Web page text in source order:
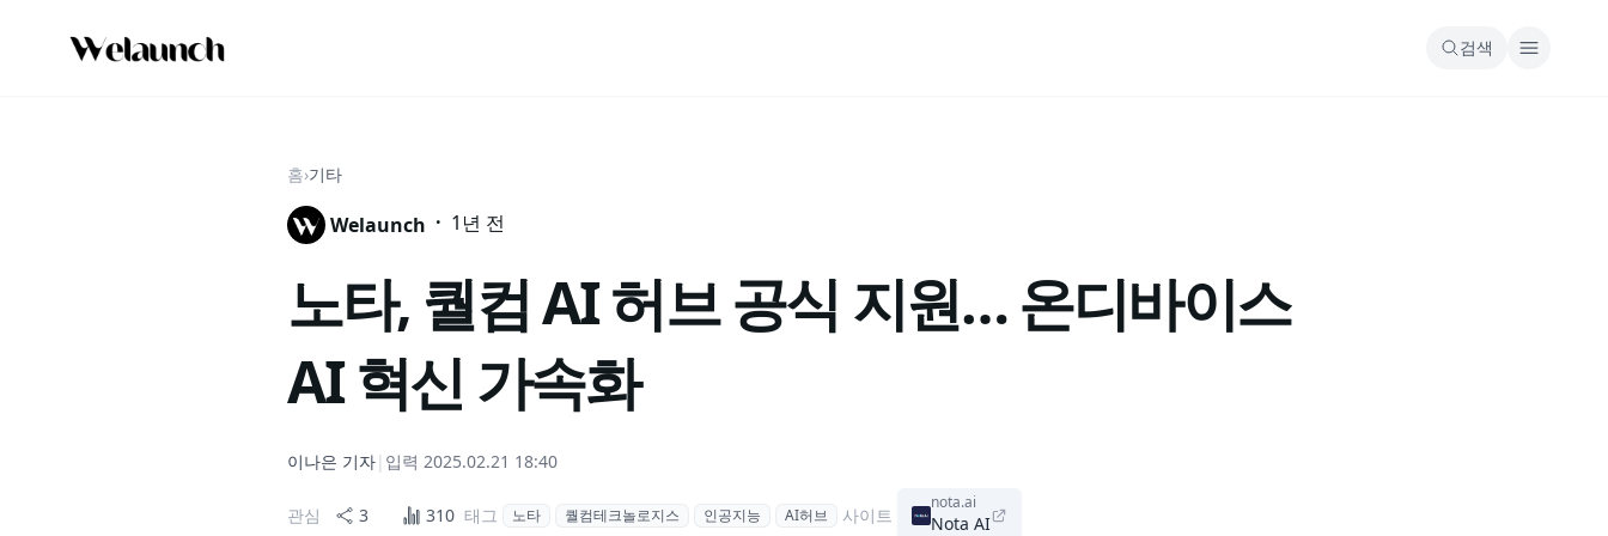
검색
홈›기타
Welaunch · 1년 전
노타, 퀄컴 AI 허브 공식 지원… 온디바이스
AI 혁신 가속화
이나은 기자| 입력 2025.02.21 18:40
관심 3 310 태그 노타 퀄컴테크놀로지스 인공지능 AI허브 사이트
nota.ai
Nota AI